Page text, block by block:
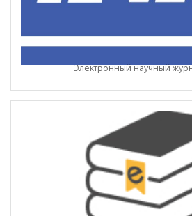
Электронный научный